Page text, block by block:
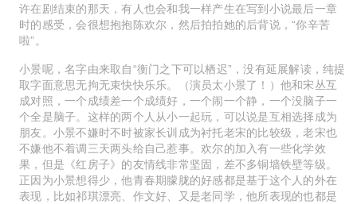
许在剧结束的那天，有人也会和我一样产生在写到小说最后一章
时的感受，会很想抱抱陈欢尔，然后拍拍她的后背说，“你辛苦
啦”。
小景呢，名字由来取自“衡门之下可以栖迟”，没有延展解读，纯提
取字面意思无拘无束快快乐乐。（演员太小景了！）他和宋丛互
成对照，一个成绩差一个成绩好，一个闹一个静，一个没脑子一
个全是脑子。这样的两个人从小一起玩，可以说是互相选择成为
朋友。小景不嫌时不时被家长训成为衬托老宋的比较级，老宋也
不嫌他不着调三天两头给自己惹事。欢尔的加入有一些化学效
果，但是《红房子》的友情线非常坚固，差不多铜墙铁壁等级。
正因为小景想得少，他青春期朦胧的好感都是基于这个人的外在
表现，比如祁琪漂亮、作文好、又是老同学，他所表现的也都是